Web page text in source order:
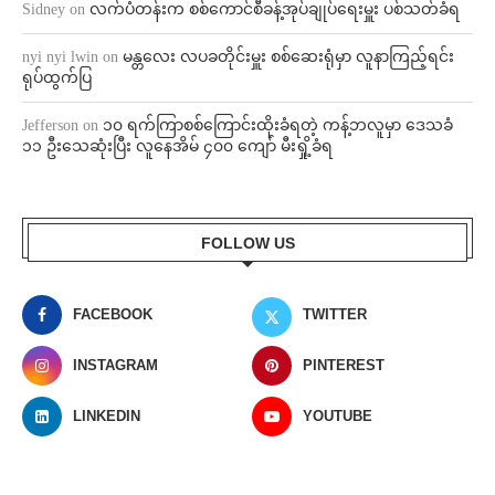
Sidney on လက်ပံတန်းက စစ်ကောင်စီခန့်အုပ်ချုပ်ရေးမှူး ပစ်သတ်ခံရ
nyi nyi lwin on မန္တလေး လပခတိုင်းမှူး စစ်ဆေးရုံမှာ လူနာကြည့်ရင်း
ရုပ်ထွက်ပြ
Jefferson on ၁၀ ရက်ကြာစစ်ကြောင်းထိုးခံရတဲ့ ကန့်ဘလူမှာ ဒေသခံ
၁၁ ဦးသေဆုံးပြီး လူနေအိမ် ၄၀၀ ကျော် မီးရှို့ခံရ
FOLLOW US
FACEBOOK TWITTER
INSTAGRAM PINTEREST
LINKEDIN YOUTUBE